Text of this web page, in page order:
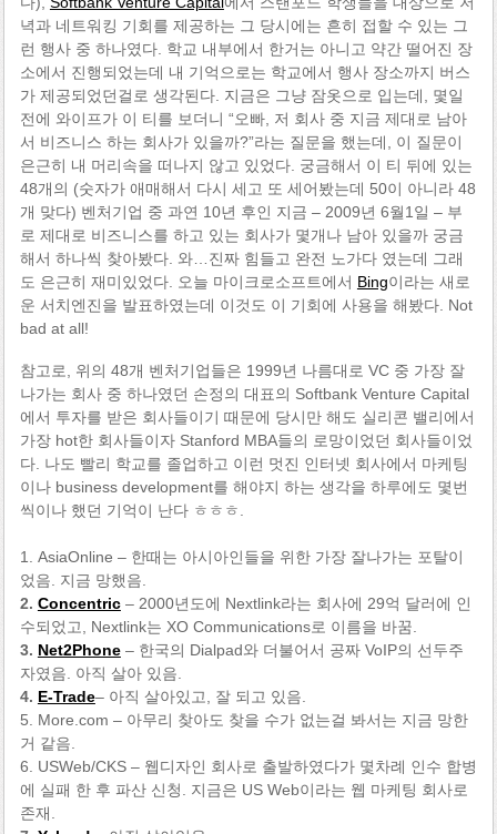
녁과 네트워킹 기회를 제공하는 그 당시에는 흔히 접할 수 있는 그
런 행사 중 하나였다. 학교 내부에서 한거는 아니고 약간 떨어진 장
소에서 진행되었는데 내 기억으로는 학교에서 행사 장소까지 버스
가 제공되었던걸로 생각된다. 지금은 그냥 잠옷으로 입는데, 몇일
전에 와이프가 이 티를 보더니 “오빠, 저 회사 중 지금 제대로 남아
서 비즈니스 하는 회사가 있을까?”라는 질문을 했는데, 이 질문이
은근히 내 머리속을 떠나지 않고 있었다. 궁금해서 이 티 뒤에 있는
48개의 (숫자가 애매해서 다시 세고 또 세어봤는데 50이 아니라 48
개 맞다) 벤처기업 중 과연 10년 후인 지금 – 2009년 6월1일 – 부
로 제대로 비즈니스를 하고 있는 회사가 몇개나 남아 있을까 궁금
해서 하나씩 찾아봤다. 와…진짜 힘들고 완전 노가다 였는데 그래
도 은근히 재미있었다. 오늘 마이크로소프트에서 Bing이라는 새로
운 서치엔진을 발표하였는데 이것도 이 기회에 사용을 해봤다. Not
bad at all!
참고로, 위의 48개 벤처기업들은 1999년 나름대로 VC 중 가장 잘
나가는 회사 중 하나였던 손정의 대표의 Softbank Venture Capital
에서 투자를 받은 회사들이기 때문에 당시만 해도 실리콘 밸리에서
가장 hot한 회사들이자 Stanford MBA들의 로망이었던 회사들이었
다. 나도 빨리 학교를 졸업하고 이런 멋진 인터넷 회사에서 마케팅
이나 business development를 해야지 하는 생각을 하루에도 몇번
씩이나 했던 기억이 난다 ㅎㅎㅎ.
1. AsiaOnline – 한때는 아시아인들을 위한 가장 잘나가는 포탈이
었음. 지금 망했음.
2. Concentric– 2000년도에 Nextlink라는 회사에 29억 달러에 인
수되었고, Nextlink는 XO Communications로 이름을 바꿈.
3. Net2Phone– 한국의 Dialpad와 더불어서 공짜 VoIP의 선두주
자였음. 아직 살아 있음.
4. E-Trade– 아직 살아있고, 잘 되고 있음.
5. More.com – 아무리 찾아도 찾을 수가 없는걸 봐서는 지금 망한
거 같음.
6. USWeb/CKS – 웹디자인 회사로 출발하였다가 몇차례 인수 합병
에 실패 한 후 파산 신청. 지금은 US Web이라는 웹 마케팅 회사로
존재.